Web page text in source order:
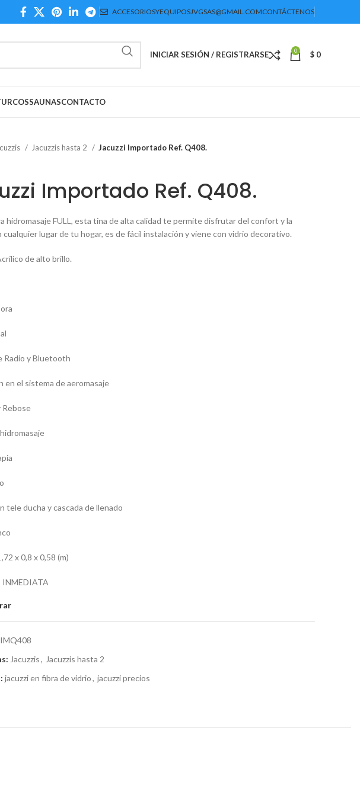
ACCESORIOSYEQUIPOSJVGSAS@GMAIL.COMCONTÁCTENOS
INICIAR SESIÓN / REGISTRARSE 0 $ 0
SAUNASCONTACTO
Jacuzzis hasta 2 Jacuzzi Importado Ref. Q408.
Importado Ref. Q408.
hidromasaje FULL, esta tina de alta calidad te permite disfrutar del confort y la
cualquier lugar de tu hogar, es de fácil instalación y viene con vidrio decorativo.
de alto brillo.
Radio y Bluetooth
en el sistema de aeromasaje
Rebose
tele ducha y cascada de llenado
x 0,8 x 0,58 (m)
INMEDIATA
IMQ408
Jacuzzis, Jacuzzis hasta 2
jacuzzi en fibra de vidrio, jacuzzi precios